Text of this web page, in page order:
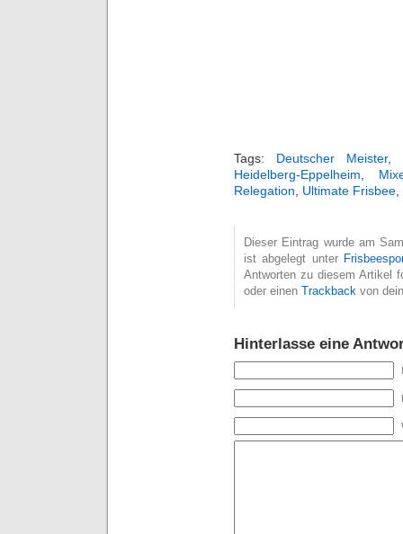
Tags: Deutscher Meister,
Heidelberg-Eppelheim
Relegation
Ultimate Frisbee
Dieser Eintrag wurde am
ist abgelegt unter
Antworten zu diesem Artikel
oder einen Trackback von
Hinterlasse eine